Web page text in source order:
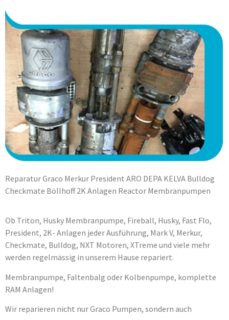
Reparatur Graco Merkur President ARO DEPA KELVA Bulldog
Checkmate Böllhoff 2K Anlagen Reactor Membranpumpen
Ob Triton, Husky Membranpumpe, Fireball, Husky, Fast Flo,
President, 2K- Anlagen jeder Ausführung, Mark V, Merkur,
Checkmate, Bulldog, NXT Motoren, XTreme und viele mehr
werden regelmässig in unserem Hause repariert.
Membranpumpe, Faltenbalg oder Kolbenpumpe, komplette
RAM Anlagen!
Wir reparieren nicht nur Graco Pumpen, sondern auch